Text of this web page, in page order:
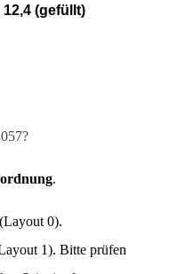
12,4 (gefüllt)
.
(Layout 0).
1). Bitte prüfen